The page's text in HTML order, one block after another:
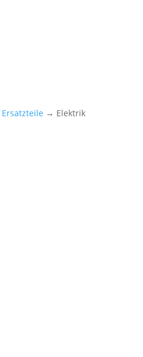
Ersatzteile → Elektrik